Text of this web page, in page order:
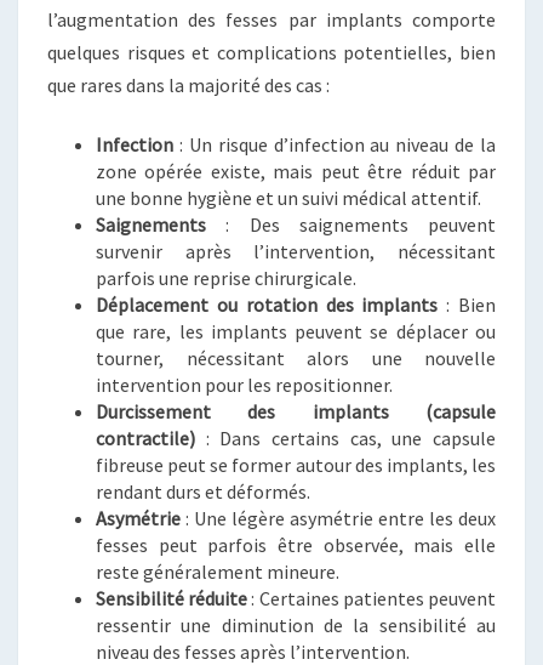
l’augmentation des fesses par implants comporte
quelques risques et complications potentielles, bien
que rares dans la majorité des cas :
Infection : Un risque d’infection au niveau de la
zone opérée existe, mais peut être réduit par
une bonne hygiène et un suivi médical attentif.
Saignements : Des saignements peuvent
survenir après l’intervention, nécessitant
parfois une reprise chirurgicale.
Déplacement ou rotation des implants : Bien
que rare, les implants peuvent se déplacer ou
tourner, nécessitant alors une nouvelle
intervention pour les repositionner.
Durcissement des implants (capsule
contractile) : Dans certains cas, une capsule
fibreuse peut se former autour des implants, les
rendant durs et déformés.
Asymétrie : Une légère asymétrie entre les deux
fesses peut parfois être observée, mais elle
reste généralement mineure.
Sensibilité réduite: Certaines patientes peuvent
ressentir une diminution de la sensibilité au
niveau des fesses après l’intervention.